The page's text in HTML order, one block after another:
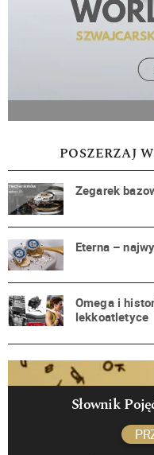
POSZERZAJ
Zegarek
Eterna –
Omega i
lekkoatletyce
Słownik